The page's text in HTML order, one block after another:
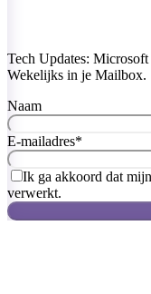
Tech Updates:
Wekelijks in je Mailbox.
Naam
E-mailadres*
Ik ga akkoord dat
verwerkt.